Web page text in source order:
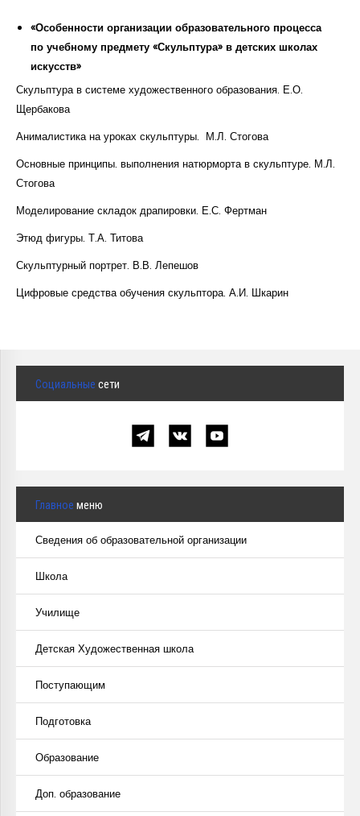
«Особенности организации образовательного процесса
по учебному предмету «Скульптура» в детских школах
искусств»
Скульптура в системе художественного образования. Е.О.
Щербакова
Анималистика на уроках скульптуры. М.Л. Стогова
Основные принципы. выполнения натюрморта в скульптуре. М.Л.
Стогова
Моделирование складок драпировки. Е.С. Фертман
Этюд фигуры. Т.А. Титова
Скульптурный портрет. В.В. Лепешов
Цифровые средства обучения скульптора. А.И. Шкарин
Социальные сети
Главное меню
Сведения об образовательной организации
Школа
Училище
Детская Художественная школа
Поступающим
Подготовка
Образование
Доп. образование